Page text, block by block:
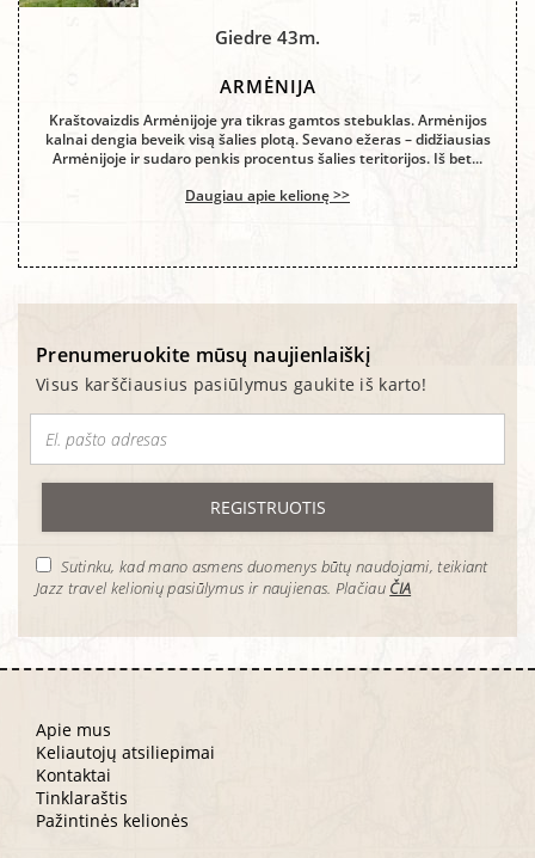
Giedre 43m.
ARMĖNIJA
Kraštovaizdis Armėnijoje yra tikras gamtos stebuklas. Armėnijos
kalnai dengia beveik visą šalies plotą. Sevano ežeras – didžiausias
Armėnijoje ir sudaro penkis procentus šalies teritorijos. Iš bet...
Daugiau apie kelionę >>
Prenumeruokite mūsų naujienlaiškį
Visus karščiausius pasiūlymus gaukite iš karto!
REGISTRUOTIS
Sutinku, kad mano asmens duomenys būtų naudojami, teikiant
Jazz travel kelionių pasiūlymus ir naujienas. Plačiau ČIA
Apie mus
Keliautojų atsiliepimai
Kontaktai
Tinklaraštis
Pažintinės kelionės